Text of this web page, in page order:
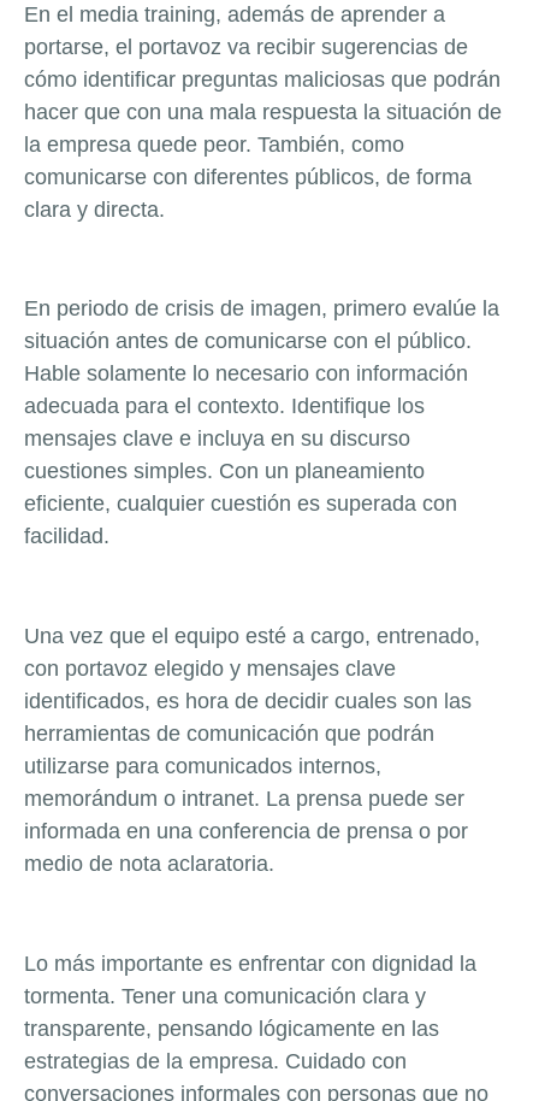
En el media training, además de aprender a
portarse, el portavoz va recibir sugerencias de
cómo identificar preguntas maliciosas que podrán
hacer que con una mala respuesta la situación de
la empresa quede peor. También, como
comunicarse con diferentes públicos, de forma
clara y directa.
En periodo de crisis de imagen, primero evalúe la
situación antes de comunicarse con el público.
Hable solamente lo necesario con información
adecuada para el contexto. Identifique los
mensajes clave e incluya en su discurso
cuestiones simples. Con un planeamiento
eficiente, cualquier cuestión es superada con
facilidad.
Una vez que el equipo esté a cargo, entrenado,
con portavoz elegido y mensajes clave
identificados, es hora de decidir cuales son las
herramientas de comunicación que podrán
utilizarse para comunicados internos,
memorándum o intranet. La prensa puede ser
informada en una conferencia de prensa o por
medio de nota aclaratoria.
Lo más importante es enfrentar con dignidad la
tormenta. Tener una comunicación clara y
transparente, pensando lógicamente en las
estrategias de la empresa. Cuidado con
conversaciones informales con personas que no